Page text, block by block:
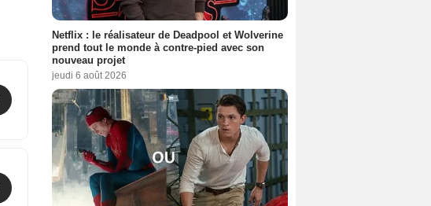
Netflix : le réalisateur de Deadpool et Wolverine
prend tout le monde à contre-pied avec son
nouveau projet
jeudi 6 août 2026